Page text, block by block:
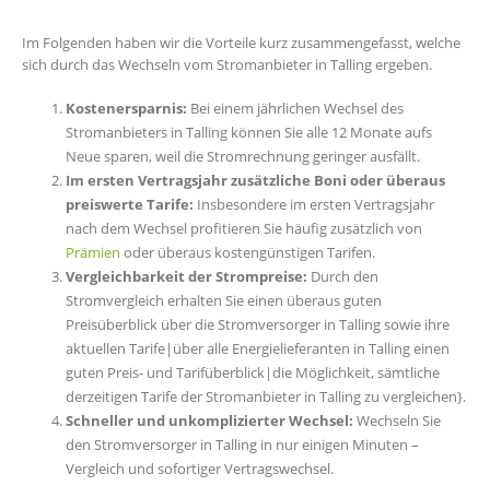
Im Folgenden haben wir die Vorteile kurz zusammengefasst, welche
sich durch das Wechseln vom Stromanbieter in Talling ergeben.
Kostenersparnis: Bei einem jährlichen Wechsel des
Stromanbieters in Talling können Sie alle 12 Monate aufs
Neue sparen, weil die Stromrechnung geringer ausfällt.
Im ersten Vertragsjahr zusätzliche Boni oder überaus
preiswerte Tarife: Insbesondere im ersten Vertragsjahr
nach dem Wechsel profitieren Sie häufig zusätzlich von
Prämien oder überaus kostengünstigen Tarifen.
Vergleichbarkeit der Strompreise: Durch den
Stromvergleich erhalten Sie einen überaus guten
Preisüberblick über die Stromversorger in Talling sowie ihre
aktuellen Tarife|über alle Energielieferanten in Talling einen
guten Preis- und Tarifüberblick|die Möglichkeit, sämtliche
derzeitigen Tarife der Stromanbieter in Talling zu vergleichen}.
Schneller und unkomplizierter Wechsel: Wechseln Sie
den Stromversorger in Talling in nur einigen Minuten –
Vergleich und sofortiger Vertragswechsel.